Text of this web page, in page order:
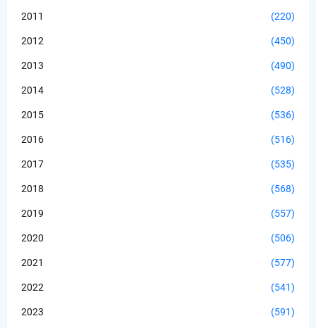
2011 (220)
2012 (450)
2013 (490)
2014 (528)
2015 (536)
2016 (516)
2017 (535)
2018 (568)
2019 (557)
2020 (506)
2021 (577)
2022 (541)
2023 (591)